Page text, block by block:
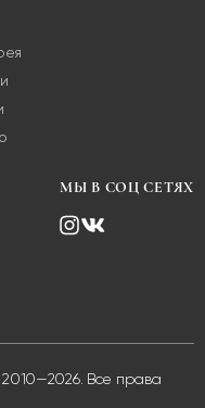
МЫ В СОЦ СЕТЯХ
Все права